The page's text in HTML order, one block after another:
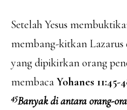
Setelah Yesus
membang-kitkan
yang dipikirkan orang
membacaYohanes 11:45-
45Banyak di antara orang-